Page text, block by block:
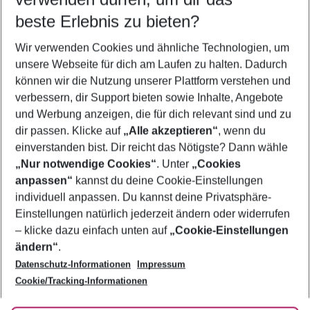
5-8 Nächte
2 Erwachsene Keine Kinder
Mehr Filter anzeigen
Footer
Footer navigation
Über uns
AGB
Bestpreisgarantie
Cookie-Einstellungen ändern
Cookie-Richtlinie
Agenturbetreuung
Barrierefreies Reisen
Folge uns
beste Erlebnis zu bieten?
Wir verwenden Cookies und ähnliche Technologien, um
unsere Webseite für dich am Laufen zu halten. Dadurch
können wir die Nutzung unserer Plattform verstehen und
verbessern, dir Support bieten sowie Inhalte, Angebote
und Werbung anzeigen, die für dich relevant sind und zu
dir passen. Klicke auf „Alle akzeptieren“, wenn du
einverstanden bist. Dir reicht das Nötigste? Dann wähle
„Nur notwendige Cookies“. Unter „Cookies
anpassen“ kannst du deine Cookie-Einstellungen
individuell anpassen. Du kannst deine Privatsphäre-
Einstellungen natürlich jederzeit ändern oder widerrufen
– klicke dazu einfach unten auf „Cookie-Einstellungen
ändern“.
Datenschutz-Informationen
Impressum
Cookie/Tracking-Informationen